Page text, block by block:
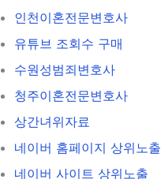
인천이혼전문변호사
유튜브 조회수 구매
수원성범죄변호사
청주이혼전문변호사
상간녀위자료
네이버 홈페이지 상위노출
네이버 사이트 상위노출